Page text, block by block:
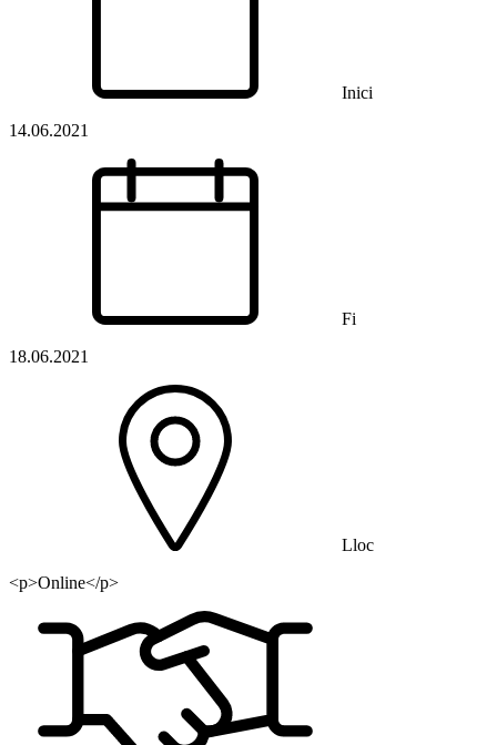
Inici
14.06.2021
Fi
18.06.2021
Lloc
<p>Online</p>